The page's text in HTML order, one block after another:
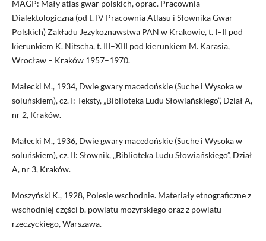
MAGP: Mały atlas gwar polskich, oprac. Pracownia
Dialektologiczna (od t. IV Pracownia Atlasu i Słownika Gwar
Polskich) Zakładu Językoznawstwa PAN w Krakowie, t. I–II pod
kierunkiem K. Nitscha, t. III–XIII pod kierunkiem M. Karasia,
Wrocław – Kraków 1957–1970.
Małecki M., 1934, Dwie gwary macedońskie (Suche i Wysoka w
soluńskiem), cz. I: Teksty, „Biblioteka Ludu Słowiańskiego”, Dział A,
nr 2, Kraków.
Małecki M., 1936, Dwie gwary macedońskie (Suche i Wysoka w
soluńskiem), cz. II: Słownik, „Biblioteka Ludu Słowiańskiego”, Dział
A, nr 3, Kraków.
Moszyński K., 1928, Polesie wschodnie. Materiały etnograficzne z
wschodniej części b. powiatu mozyrskiego oraz z powiatu
rzeczyckiego, Warszawa.